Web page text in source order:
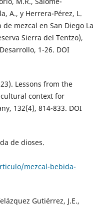
A., y Herrera-Pérez, L.
mezcal en San Diego La
Sierra del Tentzo),
1-26. DOI
Lessons from the
context for
132(4), 814-833. DOI
de dioses.
mezcal-bebida-
Gutiérrez, J.E.,